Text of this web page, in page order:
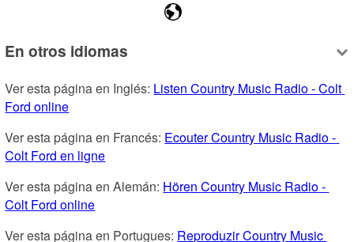
En otros idiomas
Ver esta página en Inglés: Listen Country Music Radio - Colt
Ford online
Ver esta página en Francés: Ecouter Country Music Radio -
Colt Ford en ligne
Ver esta página en Alemán: Hören Country Music Radio -
Colt Ford online
Ver esta página en Portugues: Reproduzir Country Music